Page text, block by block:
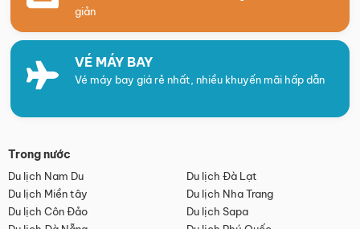
giản
VÉ MÁY BAY
Vé máy bay giá rẻ nhất, nhiều khuyến mãi hấp dẫn
Trong nước
Du lịch Nam Du
Du lịch Đà Lạt
Du lịch Miền tây
Du lịch Nha Trang
Du lịch Côn Đảo
Du lịch Sapa